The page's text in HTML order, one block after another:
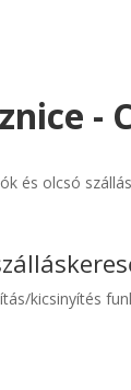
-
és olcsó
kicsinyítés